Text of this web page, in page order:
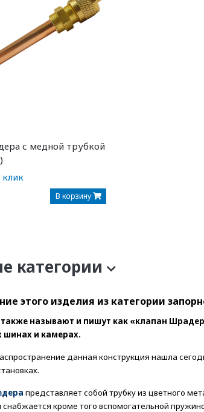
с медной трубкой
клик
В корзину
категории
этого изделия из категории
называют и пишут как «клапан
шинах и камерах.
данная конструкция нашла
представляет собой трубку из цветного
кроме того вспомогательной